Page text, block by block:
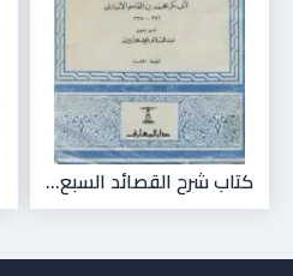
كتاب شرح القصائد السبع...